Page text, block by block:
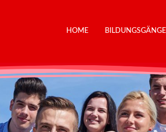
HOME BILDUNGSGÄNGE